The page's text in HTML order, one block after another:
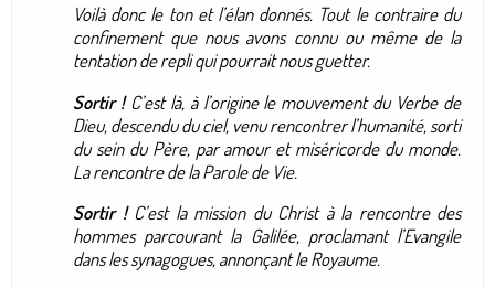
Voilà donc le ton et l’élan donnés. Tout le contraire du
confinement que nous avons connu ou même de la
tentation de repli qui pourrait nous guetter.
Sortir !C’est là, à l’origine le mouvement du Verbe de
Dieu, descendu du ciel, venu rencontrer l’humanité, sorti
du sein du Père, par amour et miséricorde du monde.
La rencontre de la Parole de Vie.
Sortir ! C’est la mission du Christ à la rencontre des
hommes parcourant la Galilée, proclamant l’Evangile
dans les synagogues, annonçant le Royaume.